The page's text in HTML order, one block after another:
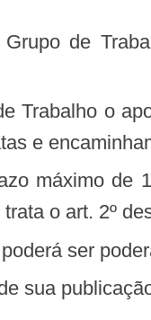
e
o art. 2º
ser
sua